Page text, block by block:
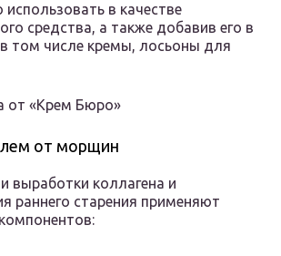
в качестве
средства, а также добавив его в
том числе кремы, лосьоны для
от «Крем Бюро»
от морщин
выработки коллагена и
раннего старения применяют